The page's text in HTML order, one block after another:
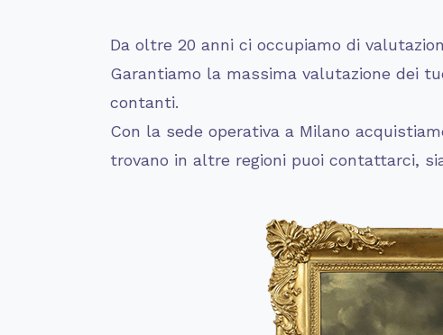
Da oltre 20 anni ci occupiamo di
Garantiamo la massima valutazione dei
contanti.
Con la sede operativa a Milano
trovano in altre regioni puoi contattarci,